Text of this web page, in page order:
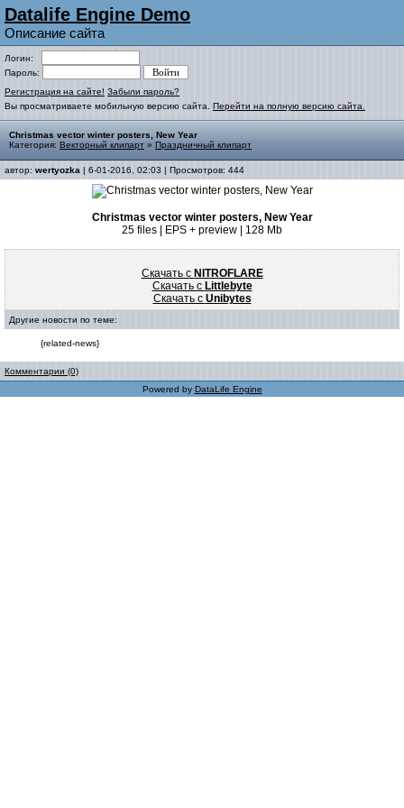
Datalife Engine Demo
Описание сайта
Логин:
Пароль:
Регистрация на сайте! Забыли пароль?
Вы просматриваете мобильную версию сайта. Перейти на полную версию сайта.
Christmas vector winter posters, New Year
Категория: Векторный клипарт » Праздничный клипарт
автор: wertyozka | 6-01-2016, 02:03 | Просмотров: 444
Christmas vector winter posters, New Year
25 files | EPS + preview | 128 Mb
Скачать с NITROFLARE
Скачать с Littlebyte
Скачать с Unibytes
Другие новости по теме:
{related-news}
Комментарии (0)
Powered by DataLife Engine